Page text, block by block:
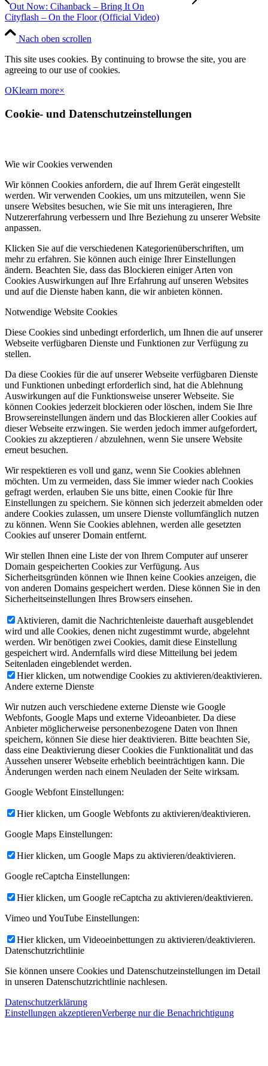
Out Now: Cihanback – Bring It On
Cityflash – On the Floor (Official Video)
Nach oben scrollen
This site uses cookies. By continuing to browse the site, you are
agreeing to our use of cookies.
OKlearn more×
Cookie- und Datenschutzeinstellungen
Wie wir Cookies verwenden
Wir können Cookies anfordern, die auf Ihrem Gerät eingestellt
werden. Wir verwenden Cookies, um uns mitzuteilen, wenn Sie
unsere Websites besuchen, wie Sie mit uns interagieren, Ihre
Nutzererfahrung verbessern und Ihre Beziehung zu unserer Website
anpassen.
Klicken Sie auf die verschiedenen Kategorienüberschriften, um
mehr zu erfahren. Sie können auch einige Ihrer Einstellungen
ändern. Beachten Sie, dass das Blockieren einiger Arten von
Cookies Auswirkungen auf Ihre Erfahrung auf unseren Websites
und auf die Dienste haben kann, die wir anbieten können.
Notwendige Website Cookies
Diese Cookies sind unbedingt erforderlich, um Ihnen die auf unserer
Webseite verfügbaren Dienste und Funktionen zur Verfügung zu
stellen.
Da diese Cookies für die auf unserer Webseite verfügbaren Dienste
und Funktionen unbedingt erforderlich sind, hat die Ablehnung
Auswirkungen auf die Funktionsweise unserer Webseite. Sie
können Cookies jederzeit blockieren oder löschen, indem Sie Ihre
Browsereinstellungen ändern und das Blockieren aller Cookies auf
dieser Webseite erzwingen. Sie werden jedoch immer aufgefordert,
Cookies zu akzeptieren / abzulehnen, wenn Sie unsere Website
erneut besuchen.
Wir respektieren es voll und ganz, wenn Sie Cookies ablehnen
möchten. Um zu vermeiden, dass Sie immer wieder nach Cookies
gefragt werden, erlauben Sie uns bitte, einen Cookie für Ihre
Einstellungen zu speichern. Sie können sich jederzeit abmelden oder
andere Cookies zulassen, um unsere Dienste vollumfänglich nutzen
zu können. Wenn Sie Cookies ablehnen, werden alle gesetzten
Cookies auf unserer Domain entfernt.
Wir stellen Ihnen eine Liste der von Ihrem Computer auf unserer
Domain gespeicherten Cookies zur Verfügung. Aus
Sicherheitsgründen können wie Ihnen keine Cookies anzeigen, die
von anderen Domains gespeichert werden. Diese können Sie in den
Sicherheitseinstellungen Ihres Browsers einsehen.
Aktivieren, damit die Nachrichtenleiste dauerhaft ausgeblendet
wird und alle Cookies, denen nicht zugestimmt wurde, abgelehnt
werden. Wir benötigen zwei Cookies, damit diese Einstellung
gespeichert wird. Andernfalls wird diese Mitteilung bei jedem
Seitenladen eingeblendet werden.
Hier klicken, um notwendige Cookies zu aktivieren/deaktivieren.
Andere externe Dienste
Wir nutzen auch verschiedene externe Dienste wie Google
Webfonts, Google Maps und externe Videoanbieter. Da diese
Anbieter möglicherweise personenbezogene Daten von Ihnen
speichern, können Sie diese hier deaktivieren. Bitte beachten Sie,
dass eine Deaktivierung dieser Cookies die Funktionalität und das
Aussehen unserer Webseite erheblich beeinträchtigen kann. Die
Änderungen werden nach einem Neuladen der Seite wirksam.
Google Webfont Einstellungen:
Hier klicken, um Google Webfonts zu aktivieren/deaktivieren.
Google Maps Einstellungen:
Hier klicken, um Google Maps zu aktivieren/deaktivieren.
Google reCaptcha Einstellungen:
Hier klicken, um Google reCaptcha zu aktivieren/deaktivieren.
Vimeo und YouTube Einstellungen:
Hier klicken, um Videoeinbettungen zu aktivieren/deaktivieren.
Datenschutzrichtlinie
Sie können unsere Cookies und Datenschutzeinstellungen im Detail
in unseren Datenschutzrichtlinie nachlesen.
Datenschutzerklärung
Einstellungen akzeptierenVerberge nur die Benachrichtigung